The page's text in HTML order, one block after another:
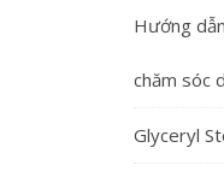
Hướng
chăm sóc
Glyceryl